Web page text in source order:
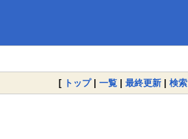
[ トップ| 一覧 | 最終更新 | 検索